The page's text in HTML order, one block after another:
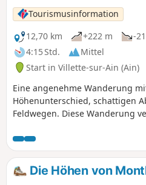
Tourismusinformation
12,70 km
+222 m
-
4:15 Std.
Mittel
Start in Villette-sur-Ain (Ain)
Eine angenehme Wanderung
Höhenunterschied, schattigen
Feldwegen. Diese Wanderung
Die Höhen von